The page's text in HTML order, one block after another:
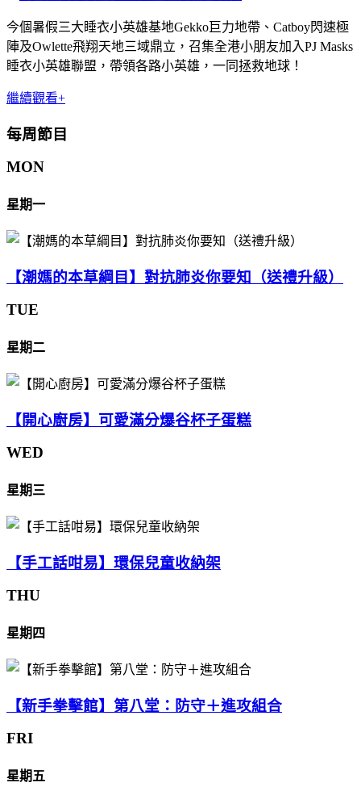
今個暑假三大睡衣小英雄基地Gekko巨力地帶、Catboy閃速極
陣及Owlette飛翔天地三域鼎立，召集全港小朋友加入PJ Masks
睡衣小英雄聯盟，帶領各路小英雄，一同拯救地球！
繼續觀看+
每周節目
MON
星期一
【潮媽的本草綱目】對抗肺炎你要知（送禮升級）
TUE
星期二
【開心廚房】可愛滿分爆谷杯子蛋糕
WED
星期三
【手工話咁易】環保兒童收納架
THU
星期四
【新手拳擊館】第八堂：防守＋進攻組合
FRI
星期五